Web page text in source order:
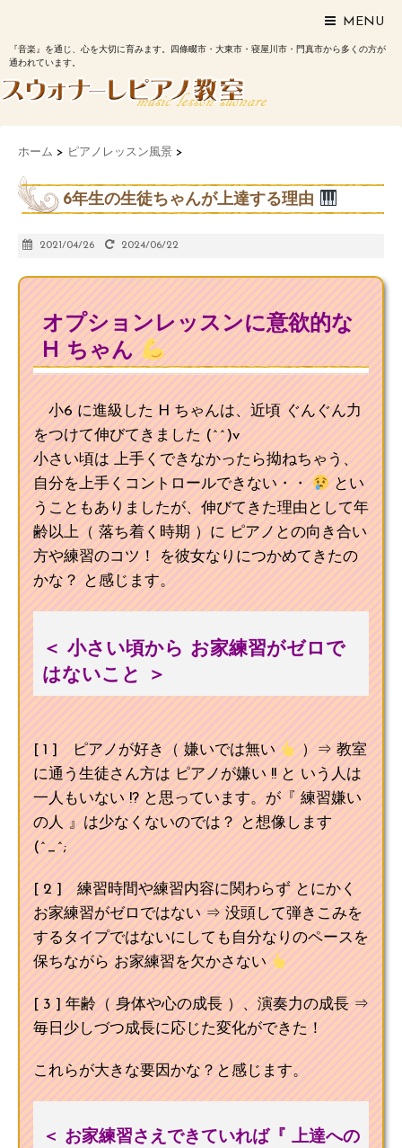
MENU
『音楽』を通じ、心を大切に育みます。四條畷市・大東市・寝屋川市・門真市から多くの方が
通われています。
ホーム > ピアノレッスン風景 >
6年生の生徒ちゃんが上達する理由
2021/04/26 2024/06/22
オプションレッスンに意欲的な
H ちゃん
小6 に進級した H ちゃんは、近頃 ぐんぐん力
をつけて伸びてきました (^^)v
小さい頃は 上手くできなかったら拗ねちゃう、
自分を上手くコントロールできない・・
とい
うこともありましたが、伸びてきた理由として年
齢以上（ 落ち着く時期 ）に ピアノとの向き合い
方や練習のコツ！ を彼女なりにつかめてきたの
かな？ と感じます。
＜ 小さい頃から お家練習がゼロで
はないこと ＞
[ 1 ] ピアノが好き（ 嫌いでは無い
）⇒ 教室
に通う生徒さん方は ピアノが嫌い !! と いう人は
一人もいない !? と思っています。が『 練習嫌い
の人 』は少なくないのでは？ と想像します
(^_^;
[ 2 ] 練習時間や練習内容に関わらず とにかく
お家練習がゼロではない ⇒ 没頭して弾きこみを
するタイプではないにしても自分なりのペースを
保ちながら お家練習を欠かさない
[ 3 ] 年齢（ 身体や心の成長 ）、演奏力の成長 ⇒
毎日少しづつ成長に応じた変化ができた！
これらが大きな要因かな？と感じます。
＜ お家練習さえできていれば『 上達への